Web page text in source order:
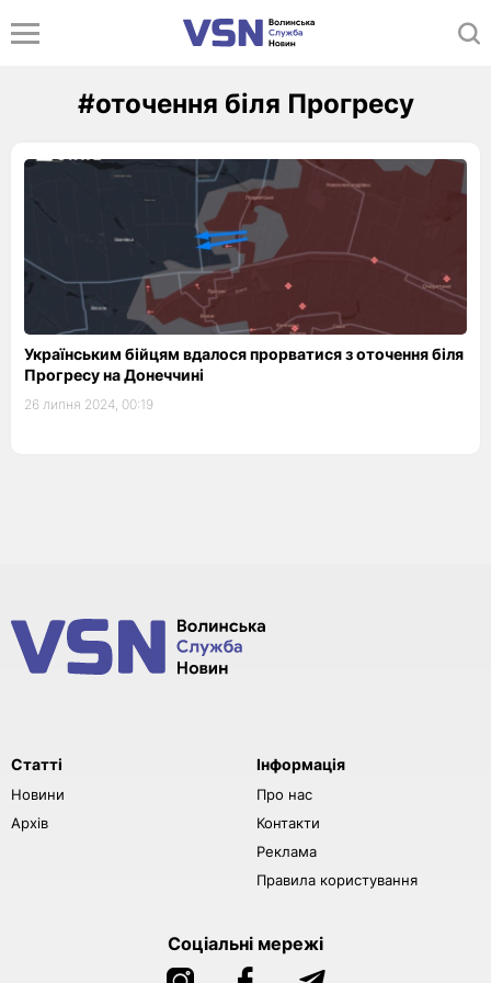
#оточення біля Прогресу
Українським бійцям вдалося прорватися з оточення біля
Прогресу на Донеччині
26 липня 2024, 00:19
Статті
Новини
Архів
Інформація
Про нас
Контакти
Реклама
Правила користування
Соціальні мережі